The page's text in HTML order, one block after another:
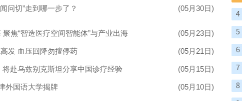
问切”走到哪一步了？ (05月30日)
焦“智造医疗空间智能体”与产业出海 (05月23日)
发 血压回降勿擅停药 (05月21日)
赴乌兹别克斯坦分享中国诊疗经验 (05月15日)
外国语大学揭牌 (05月10日)